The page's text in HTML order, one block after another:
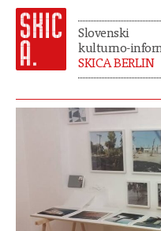
Slovenski
kulturno-
SKICA BERLIN